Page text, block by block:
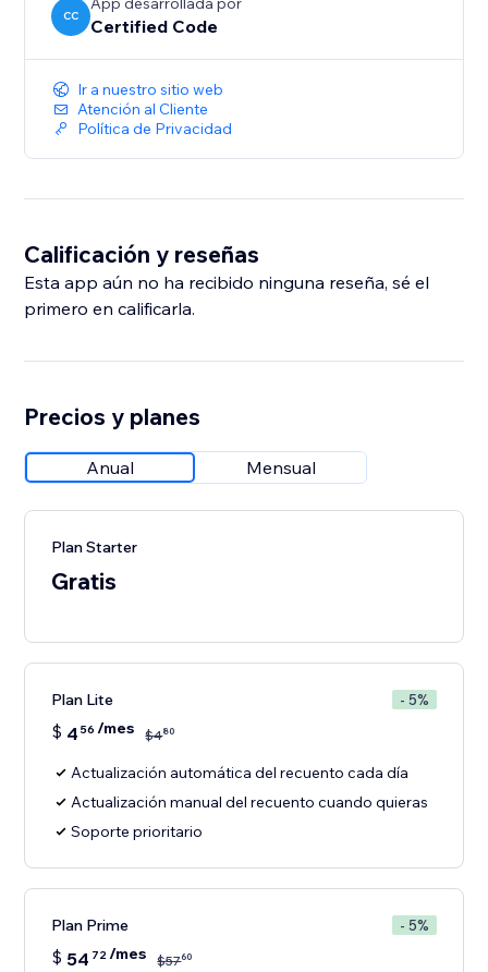
CC Certified Code
Ir a nuestro sitio web
Atención al Cliente
Política de Privacidad
Calificación y reseñas
Esta app aún no ha recibido ninguna reseña, sé el
primero en calificarla.
Precios y planes
Anual Mensual
Plan Starter
Gratis
Plan Lite - 5%
$ 4 56 /mes $480
Actualización automática del recuento cada día
Actualización manual del recuento cuando quieras
Soporte prioritario
Plan Prime - 5%
$ 54 72/mes $5760